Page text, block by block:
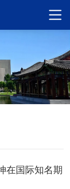
在国际知名期